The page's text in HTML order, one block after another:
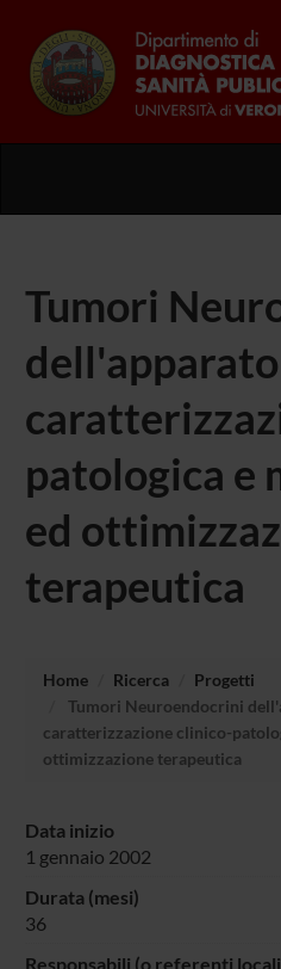
Tumori
patologica e
ed
terapeutica
Home Ricerca
Progetti
Tumori Neuroendocrini
caratterizzazione clinico-
ottimizzazione terapeutica
Data inizio
1 gennaio 2002
Durata (mesi)
36
Responsabili (o referenti